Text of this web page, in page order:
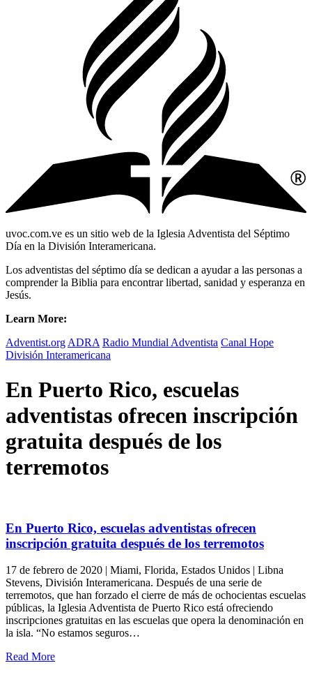
uvoc.com.ve es un sitio web de la Iglesia Adventista del Séptimo
Día en la División Interamericana.
Los adventistas del séptimo día se dedican a ayudar a las personas a
comprender la Biblia para encontrar libertad, sanidad y esperanza en
Jesús.
Learn More:
Adventist.org ADRA Radio Mundial Adventista Canal Hope
División Interamericana
En Puerto Rico, escuelas
adventistas ofrecen inscripción
gratuita después de los
terremotos
En Puerto Rico, escuelas adventistas ofrecen
inscripción gratuita después de los terremotos
17 de febrero de 2020 | Miami, Florida, Estados Unidos | Libna
Stevens, División Interamericana. Después de una serie de
terremotos, que han forzado el cierre de más de ochocientas escuelas
públicas, la Iglesia Adventista de Puerto Rico está ofreciendo
inscripciones gratuitas en las escuelas que opera la denominación en
la isla. “No estamos seguros…
Read More